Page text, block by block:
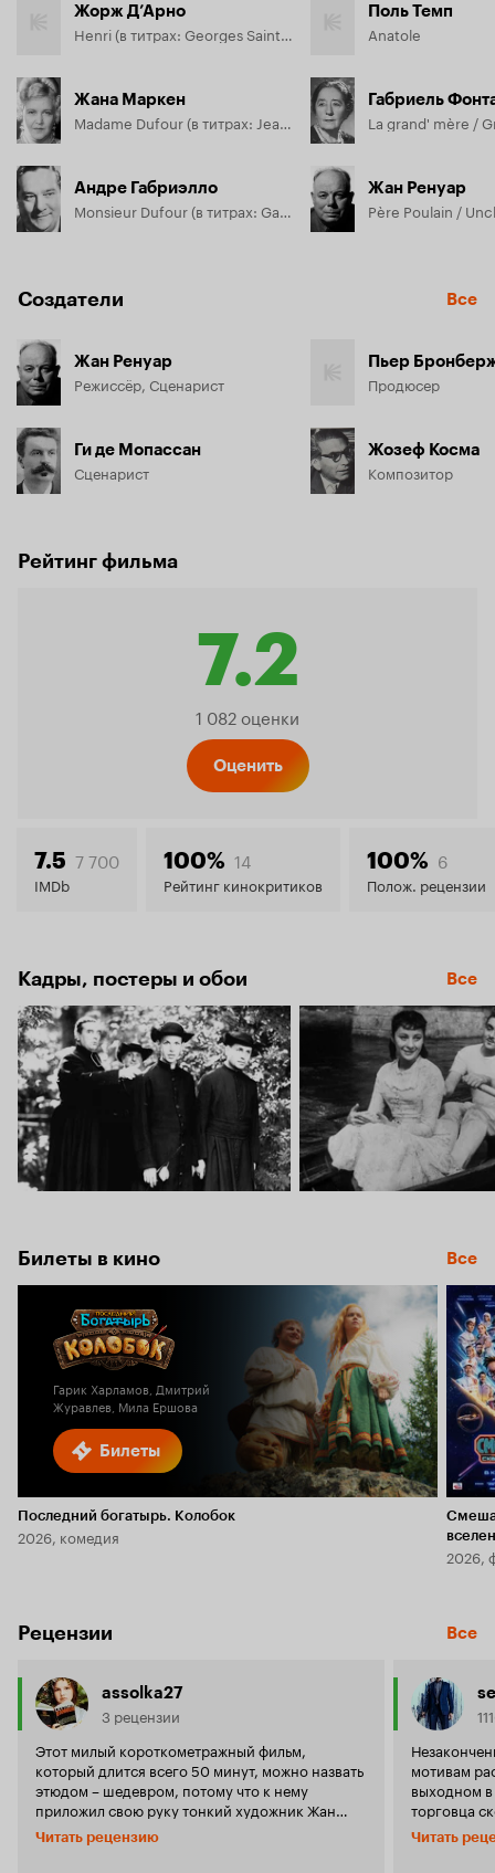
Жорж Д’Арно
Henri (в титрах: Georges Saint-Saens)
Жана Маркен
Madame Dufour (в титрах: Jeanne Marken)
Андре Габриэлло
Monsieur Dufour (в титрах: Gabriello)
Поль Темп
Anatole
Габриель
La grand' mère /
Жан Ренуар
Père Poulain /
Создатели Все
Жан Ренуар
Режиссёр, Сценарист
Ги де Мопассан
Сценарист
Пьер
Продюсер
Жозеф Косма
Композитор
Рейтинг фильма
7.2
Рейтинг
7.2
1 082 оценки
Оценить
7.5 7 700
IMDb
100% 14
Рейтинг кинокритиков
100% 6
Полож. рецензии
Кадры, постеры и обои Все
Билеты в кино Все
Билеты
Гарик Харламов, Дмитрий
Журавлев, Мила Ершова
Последний богатырь. Колобок
2026, комедия
2026,
Рецензии Все
assolka27
3 рецензии
Этот милый короткометражный фильм,
который длится всего 50 минут, можно назвать
этюдом – шедевром, потому что к нему
приложил свою руку тонкий художник Жан
Ренуар. Как говорил сам режиссер, хороший
фильм для него – это ласка листвы во время
Читать рецензию
мотивам
выходном
торговца
памятной
Читать